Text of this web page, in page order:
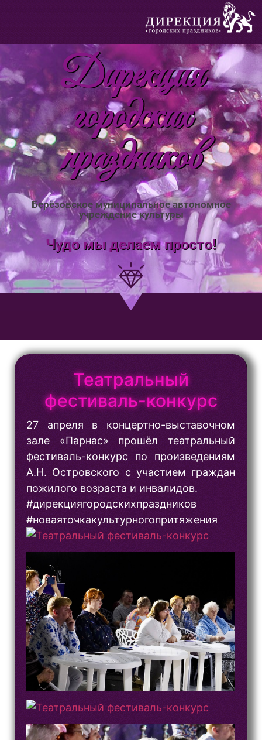
Дирекция
городских
праздников
Берёзовское муниципальное автономное
учреждение культуры
Чудо мы делаем просто!
Театральный
фестиваль-конкурс
27 апреля в концертно-выставочном
зале «Парнас» прошёл театральный
фестиваль-конкурс по произведениям
А.Н. Островского с участием граждан
пожилого возраста и инвалидов.
#дирекциягородскихпраздников
#новаяточкакультурногопритяжения